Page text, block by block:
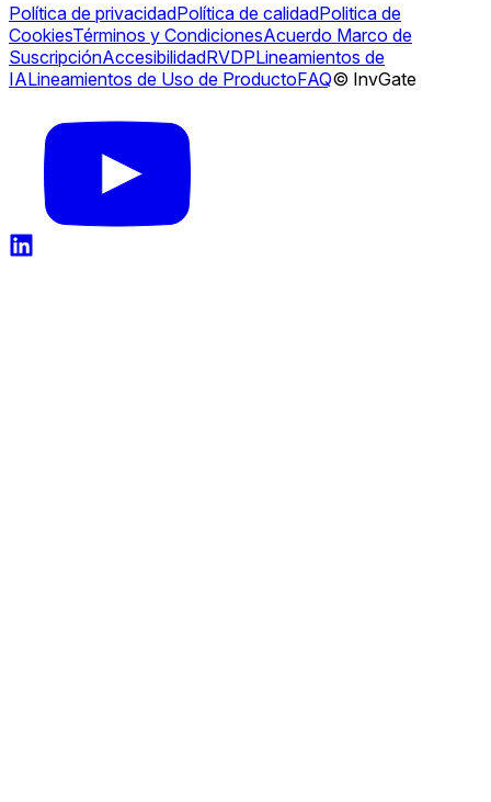
Política de privacidadPolítica de calidadPolitica de
CookiesTérminos y CondicionesAcuerdo Marco de
SuscripciónAccesibilidadRVDPLineamientos de
IALineamientos de Uso de ProductoFAQ© InvGate